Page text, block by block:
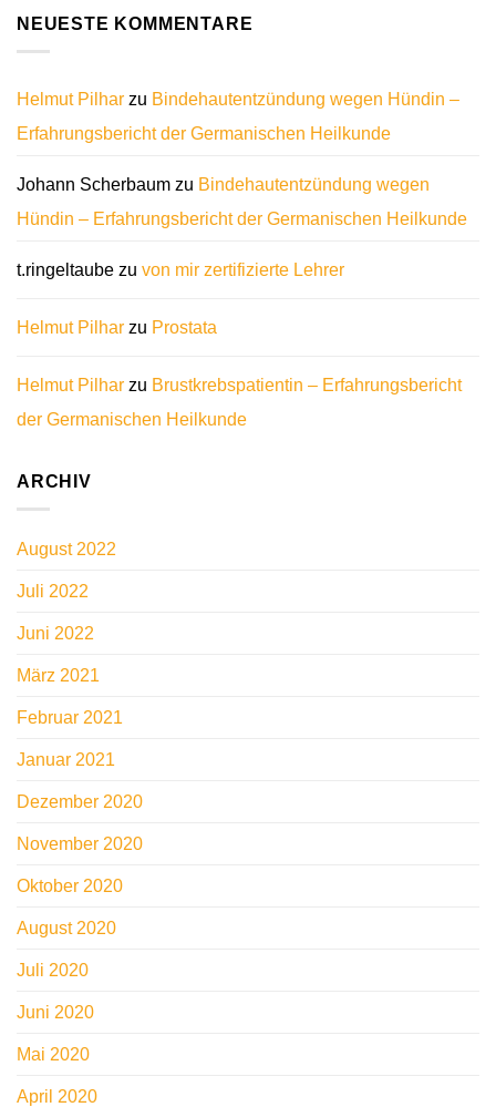
NEUESTE KOMMENTARE
Helmut Pilhar zu Bindehautentzündung wegen Hündin –
Erfahrungsbericht der Germanischen Heilkunde
Johann Scherbaum zu Bindehautentzündung wegen
Hündin – Erfahrungsbericht der Germanischen Heilkunde
t.ringeltaube zu von mir zertifizierte Lehrer
Helmut Pilhar zu Prostata
Helmut Pilhar zu Brustkrebspatientin – Erfahrungsbericht
der Germanischen Heilkunde
ARCHIV
August 2022
Juli 2022
Juni 2022
März 2021
Februar 2021
Januar 2021
Dezember 2020
November 2020
Oktober 2020
August 2020
Juli 2020
Juni 2020
Mai 2020
April 2020